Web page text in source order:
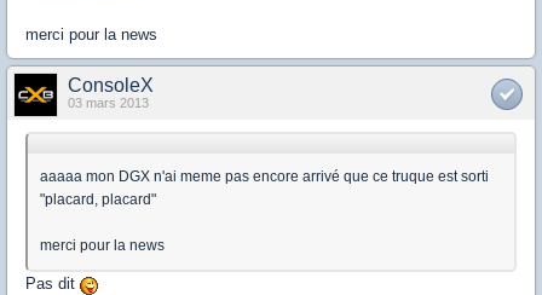
merci pour la news
ConsoleX
03 mars 2013
aaaaa mon DGX n'ai meme pas encore arrivé que ce truque est sorti
"placard, placard"
merci pour la news
Pas dit